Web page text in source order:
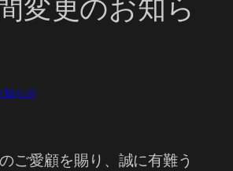
知らせ
ご愛顧を賜り、誠に有難う